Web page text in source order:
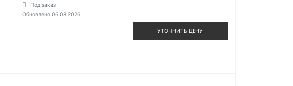
Под заказ
Обновлено 06.08.2026
УТОЧНИТЬ ЦЕНУ